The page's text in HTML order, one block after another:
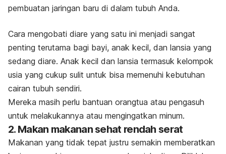
pembuatan jaringan baru di dalam tubuh Anda.
Cara mengobati diare yang satu ini menjadi sangat
penting terutama bagi bayi, anak kecil, dan lansia yang
sedang diare. Anak kecil dan lansia termasuk kelompok
usia yang cukup sulit untuk bisa memenuhi kebutuhan
cairan tubuh sendiri.
Mereka masih perlu bantuan orangtua atau pengasuh
untuk melakukannya atau mengingatkan minum.
2. Makan makanan sehat rendah serat
Makanan yang tidak tepat justru semakin memberatkan